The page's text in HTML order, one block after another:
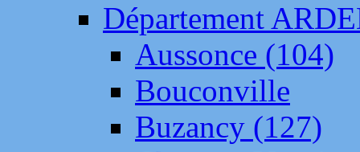
Département
Aussonce (104)
Bouconville
Buzancy (127)